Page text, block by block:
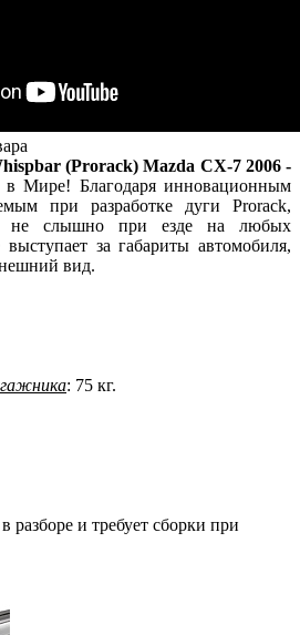
(Prorack) Mazda CX-7 2006 -
Мире! Благодаря инновационным
при разработке дуги Prorack,
не слышно при езде на любых
за габариты автомобиля,
вид.
: 75 кг.
разборе и требует сборки при